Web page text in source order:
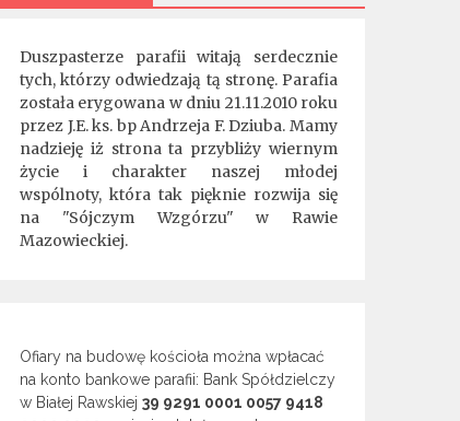
Duszpasterze parafii witają serdecznie
tych, którzy odwiedzają tą stronę. Parafia
została erygowana w dniu 21.11.2010 roku
przez J.E. ks. bp Andrzeja F. Dziuba. Mamy
nadzieję iż strona ta przybliży wiernym
życie i charakter naszej młodej
wspólnoty, która tak pięknie rozwija się
na "Sójczym Wzgórzu" w Rawie
Mazowieckiej.
Ofiary na budowę kościoła można wpłacać
na konto bankowe parafii: Bank Spółdzielczy
w Białej Rawskiej 39 9291 0001 0057 9418